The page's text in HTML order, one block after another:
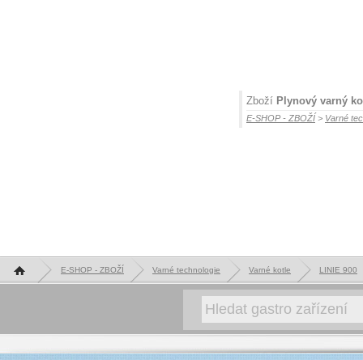
Zboží Plynový varný
E-SHOP - ZBOŽÍ > Varné
Hlavní stránka E-SHOP - ZBOŽÍ Varné technologie Varné kotle LINIE 900